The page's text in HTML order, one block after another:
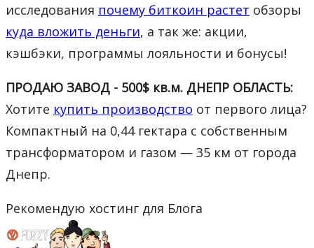
исследования почему биткоин растет обзоры
куда вложить деньги, а так же: акции,
кэшбэки, программы лояльности и бонусы!
ПРОДАЮ ЗАВОД - 500$ кв.м. ДНЕПР ОБЛАСТЬ:
Хотите купить производство от первого лица?
Компактный на 0,44 гектара с собственным
трансформатором и газом — 35 км от города
Днепр.
Рекомендую хостинг для Блога